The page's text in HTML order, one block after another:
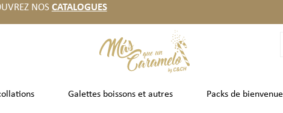
NOS CATALOGUES
Galettes boissons et autres Packs de